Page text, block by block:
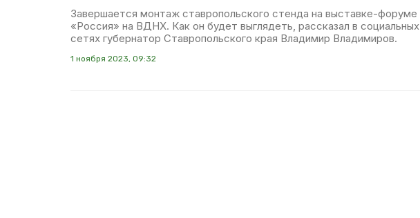
Завершается монтаж ставропольского стенда на выставке-форуме
«Россия» на ВДНХ. Как он будет выглядеть, рассказал в социальных
сетях губернатор Ставропольского края Владимир Владимиров.
1 ноября 2023, 09:32